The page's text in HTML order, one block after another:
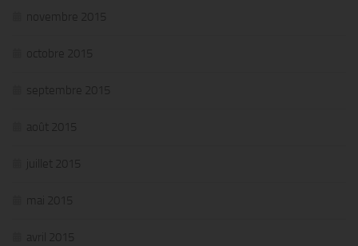
novembre 2015
octobre 2015
septembre 2015
août 2015
juillet 2015
mai 2015
avril 2015